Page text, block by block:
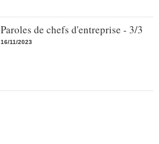
Paroles de chefs d'entreprise - 3/3
16/11/2023